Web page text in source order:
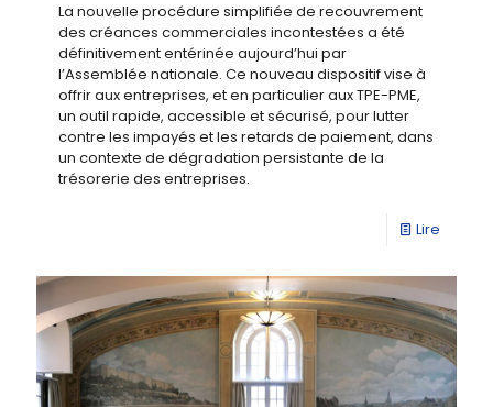
La nouvelle procédure simplifiée de recouvrement
des créances commerciales incontestées a été
définitivement entérinée aujourd’hui par
l’Assemblée nationale. Ce nouveau dispositif vise à
offrir aux entreprises, et en particulier aux TPE-PME,
un outil rapide, accessible et sécurisé, pour lutter
contre les impayés et les retards de paiement, dans
un contexte de dégradation persistante de la
trésorerie des entreprises.
Lire